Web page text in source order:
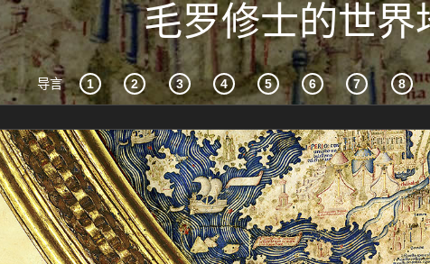
毛罗修士的世界
导言